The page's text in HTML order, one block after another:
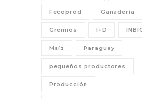
Fecoprod Ganadería
Gremios I+D
Maíz Paraguay
pequeños productores
Producción